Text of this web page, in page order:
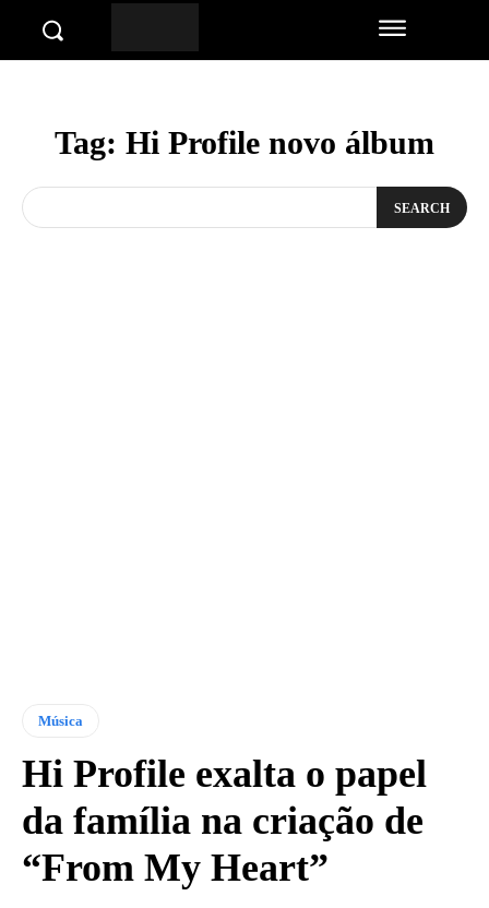
Tag: Hi Profile novo álbum
SEARCH
Música
Hi Profile exalta o papel
da família na criação de
“From My Heart”